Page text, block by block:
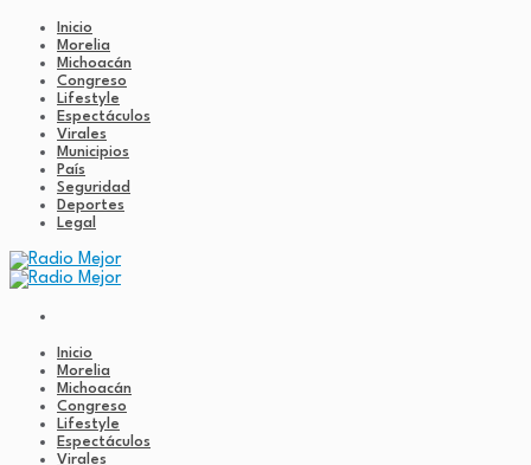
Inicio
Morelia
Michoacán
Congreso
Lifestyle
Espectáculos
Virales
Municipios
País
Seguridad
Deportes
Legal
Inicio
Morelia
Michoacán
Congreso
Lifestyle
Espectáculos
Virales